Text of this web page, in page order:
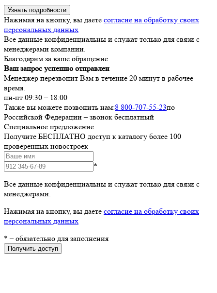
Узнать подробности
Нажимая на кнопку, вы даете согласие на обработку своих
персональных данных
Все данные конфиденциальны и служат только для связи с
менеджерами компании.
Благодарим за ваше обращение
Ваш запрос успешно отправлен
Менеджер перезвонит Вам в течение 20 минут в рабочее
время.
пн-пт 09:30 – 18:00
Также вы можете позвонить нам:8 800-707-55-23по
Российской Федерации – звонок бесплатный
Специальное предложение
Получите БЕСПЛАТНО доступ к каталогу более 100
проверенных новостроек
*
Все данные конфиденциальны и служат только для связи с
менеджерами.
Нажимая на кнопку, вы даете согласие на обработку своих
персональных данных
* – обязательно для заполнения
Получить доступ